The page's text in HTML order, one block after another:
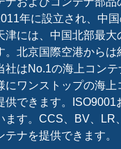
年に設立され、中
津には、中国北部最大
。北京国際空港からは
社はNo.1の海上コン
にワンストップの海
供できます。ISO9001
ます。CCS、BV、LR
テナを提供できます。